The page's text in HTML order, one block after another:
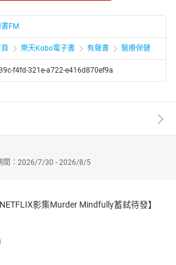
？
FM
樂天Kobo電子書 有聲書 醫療保健
f4fd-321e-a722-e416d870ef9a
間：2026/7/30 - 2026/8/5
影集Murder Mindfully蓄弒待發】